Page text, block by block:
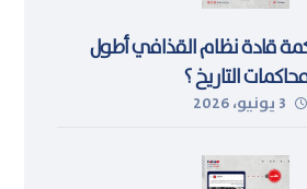
قادة نظام القذافي أطول
التاريخ ؟
3 يونيو، 2026